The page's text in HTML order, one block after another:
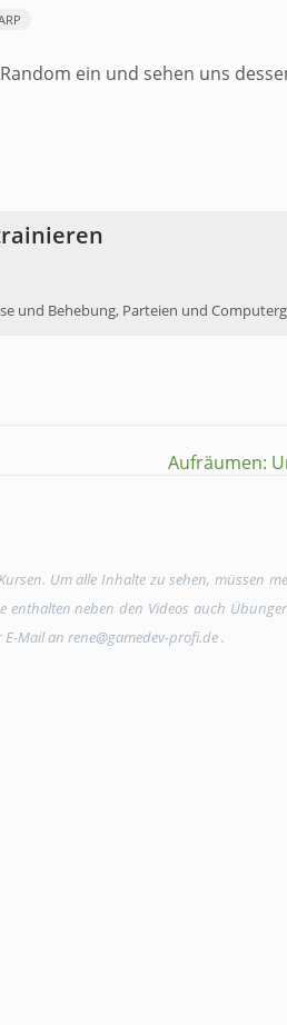
ein und sehen uns
und Behebung, Parteien und
Aufräumen:
Um alle Inhalte zu sehen, müssen
neben den Videos auch
Mail an rene@gamedev-profi.de .